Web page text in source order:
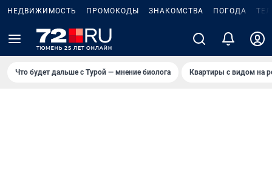
НЕДВИЖИМОСТЬ ПРОМОКОДЫ ЗНАКОМСТВА ПОГОДА
Что будет дальше с Турой — мнение биолога Квартиры с видом на